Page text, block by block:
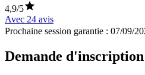
4,9/5
Avec 24 avis
Prochaine session garantie : 07/09/
Demande d'inscription